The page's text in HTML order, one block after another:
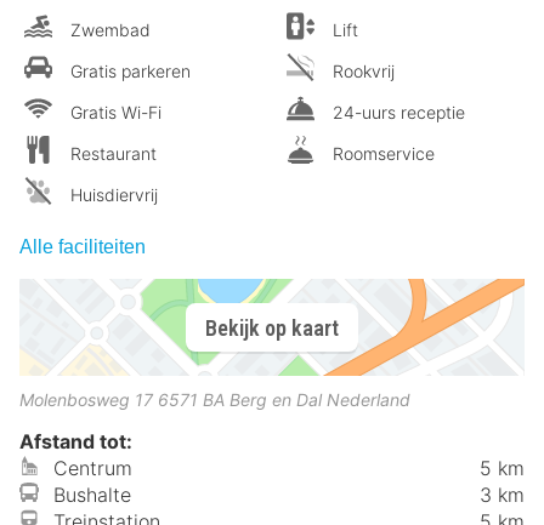
Zwembad
Gratis parkeren
Gratis Wi-Fi
Restaurant
Huisdiervrij
Lift
Rookvrij
24-uurs receptie
Roomservice
Alle faciliteiten
Bekijk op kaart
Molenbosweg 17 6571 BA Berg en Dal Nederland
Afstand tot:
Centrum
5 km
Bushalte
3 km